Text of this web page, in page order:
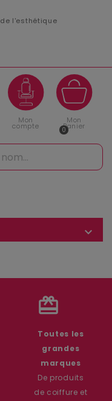
de l'esthétique
0
Mon
Panier
Mon
compte

card_giftcard
Toutes les
grandes
marques
De produits
de coiffure et